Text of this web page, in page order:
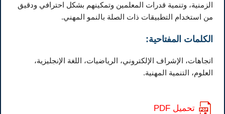
الزمنية، وتنمية قدرات المعلمين وتمكينهم بشكل احترافي ودقيق
من استخدام التطبيقات ذات الصلة بالنمو المهني.
الكلمات المفتاحية:
اتجاهات، الإشراف الإلكتروني، الرياضيات، اللغة الإنجليزية،
العلوم، التنمية المهنية.
تحميل PDF